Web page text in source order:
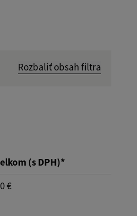
Rozbaliť obsah filtra
(s DPH)*
€